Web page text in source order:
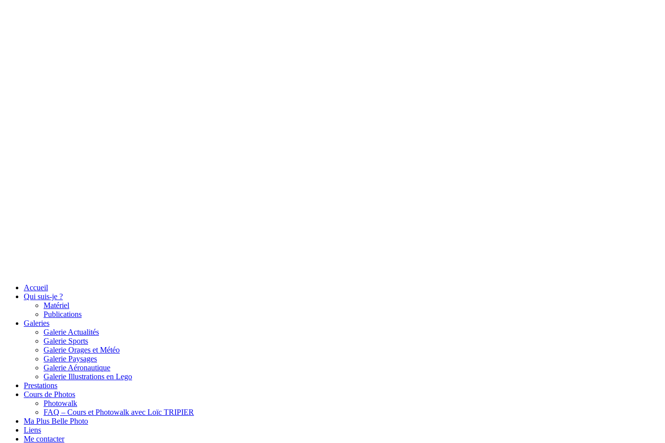
Accueil
Qui suis-je ?
Matériel
Publications
Galeries
Galerie Actualités
Galerie Sports
Galerie Orages et Météo
Galerie Paysages
Galerie Aéronautique
Galerie Illustrations en Lego
Prestations
Cours de Photos
Photowalk
FAQ – Cours et Photowalk avec Loïc TRIPIER
Ma Plus Belle Photo
Liens
Me contacter